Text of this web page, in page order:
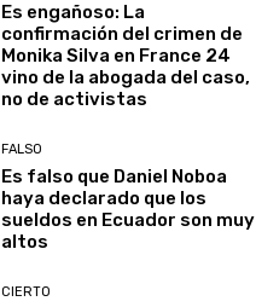
Es engañoso: La
confirmación del crimen de
Monika Silva en France 24
vino de la abogada del caso,
no de activistas
FALSO
Es falso que Daniel Noboa
haya declarado que los
sueldos en Ecuador son muy
altos
CIERTO